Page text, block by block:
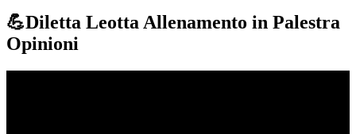
💪Diletta Leotta Allenamento in Palestra
Opinioni